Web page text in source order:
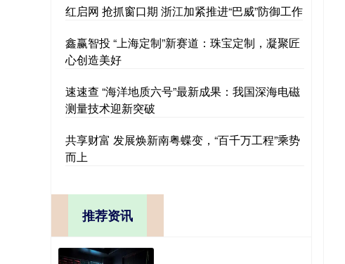
红启网 抢抓窗口期 浙江加紧推进“巴威”防御工作
鑫赢智投 “上海定制”新赛道：珠宝定制，凝聚匠
心创造美好
速速查 “海洋地质六号”最新成果：我国深海电磁
测量技术迎新突破
共享财富 发展焕新南粤蝶变，“百千万工程”乘势
而上
推荐资讯